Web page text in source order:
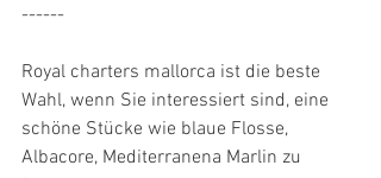
------
Royal charters mallorca ist die beste
Wahl, wenn Sie interessiert sind, eine
schöne Stücke wie blaue Flosse,
Albacore, Mediterranena Marlin zu